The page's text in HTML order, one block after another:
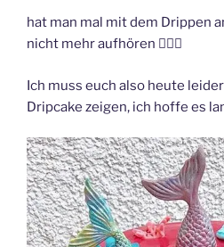
hat man mal mit dem Drippen
nicht mehr aufhören 🤦🏻‍♀️
Ich muss euch also heute
Dripcake zeigen, ich hoffe es